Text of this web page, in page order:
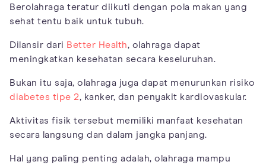
Berolahraga teratur diikuti dengan pola makan yang
sehat tentu baik untuk tubuh.
Dilansir dari Better Health, olahraga dapat
meningkatkan kesehatan secara keseluruhan.
Bukan itu saja, olahraga juga dapat menurunkan risiko
diabetes tipe 2, kanker, dan penyakit kardiovaskular.
Aktivitas fisik tersebut memiliki manfaat kesehatan
secara langsung dan dalam jangka panjang.
Hal yang paling penting adalah, olahraga mampu